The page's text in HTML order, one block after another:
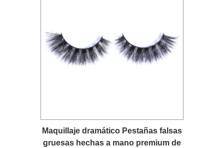
Maquillaje dramático Pestañas falsas
gruesas hechas a mano premium de